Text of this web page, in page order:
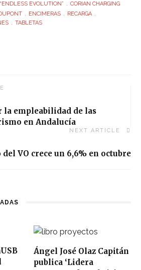
“ENDLESS EVOLUTION”
CORIAN CHARGING
ENCIMERAS
RECARGA
TABLETAS
la empleabilidad de las
en Andalucía
NEXT ARTICLE
VO crece un 6,6% en octubre
Ángel José Olaz Capitán
publica ‘Lidera